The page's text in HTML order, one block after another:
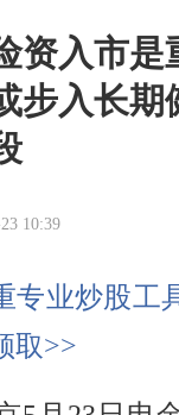
资入市是
步入长期
10:39
专业炒股工
取>>